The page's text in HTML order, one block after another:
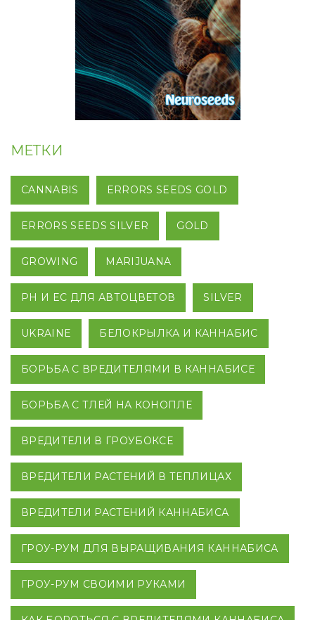
МЕТКИ
CANNABIS ERRORS SEEDS GOLD
ERRORS SEEDS SILVER GOLD
GROWING MARIJUANA
PH И EC ДЛЯ АВТОЦВЕТОВ SILVER
UKRAINE БЕЛОКРЫЛКА И КАННАБИС
БОРЬБА С ВРЕДИТЕЛЯМИ В КАННАБИСЕ
БОРЬБА С ТЛЕЙ НА КОНОПЛЕ
ВРЕДИТЕЛИ В ГРОУБОКСЕ
ВРЕДИТЕЛИ РАСТЕНИЙ В ТЕПЛИЦАХ
ВРЕДИТЕЛИ РАСТЕНИЙ КАННАБИСА
ГРОУ-РУМ ДЛЯ ВЫРАЩИВАНИЯ КАННАБИСА
ГРОУ-РУМ СВОИМИ РУКАМИ